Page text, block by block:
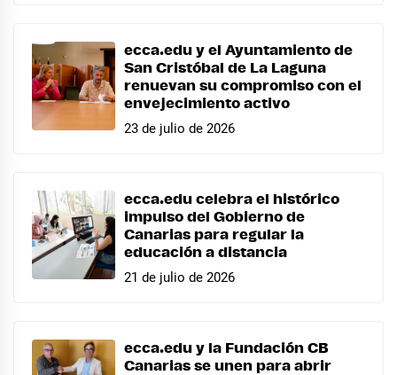
ecca.edu y el Ayuntamiento de
San Cristóbal de La Laguna
renuevan su compromiso con el
envejecimiento activo
23 de julio de 2026
ecca.edu celebra el histórico
impulso del Gobierno de
Canarias para regular la
educación a distancia
21 de julio de 2026
ecca.edu y la Fundación CB
Canarias se unen para abrir